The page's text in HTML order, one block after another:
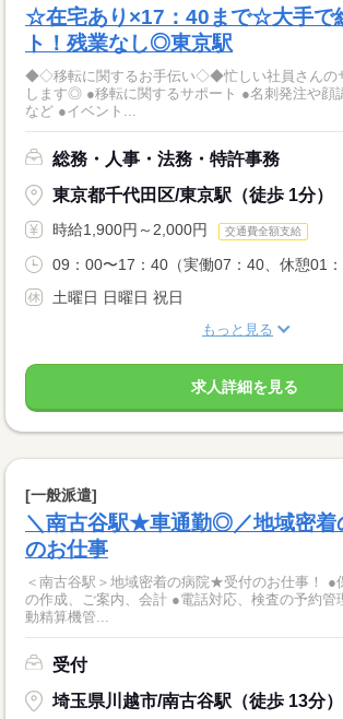
☆在宅あり×17：40まで☆大手で
ト！残業なし◎東京駅
◆◇移転に関するお手伝い◇◆忙しい社員さんの
します◎ ●移転に関するサポート ●名刺発注や顔
など ●イベント...
総務・人事・法務・特許事務
東京都千代田区/東京駅（徒歩 1分）
時給1,900円～2,000円 交通費全額支給
09：00〜17：40（実働07：40、休憩01：
土曜日 日曜日 祝日
もっと見る
求人詳細を見る
[一般派遣]
＼南古谷駅★車通勤◎／地域密
のお仕事
＜南古谷駅＞地域密着の病院★受付のお仕事！ ●
の作成、ご案内、会計 ●電話対応、検査の予約管
動精算機管...
受付
埼玉県川越市/南古谷駅（徒歩 13分）